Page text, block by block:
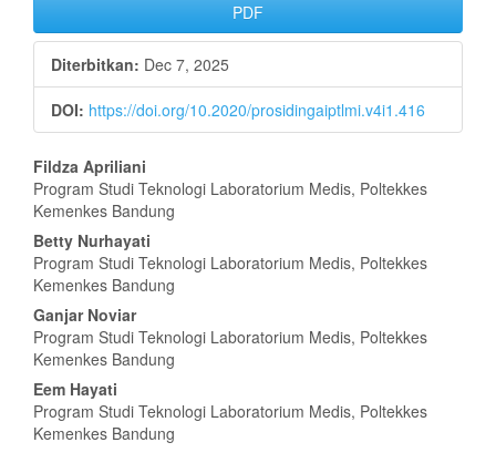
PDF
Diterbitkan: Dec 7, 2025
DOI: https://doi.org/10.2020/prosidingaiptlmi.v4i1.416
Isi
Artikel
Utama
Fildza Apriliani
Program Studi Teknologi Laboratorium Medis, Poltekkes
Kemenkes Bandung
Betty Nurhayati
Program Studi Teknologi Laboratorium Medis, Poltekkes
Kemenkes Bandung
Ganjar Noviar
Program Studi Teknologi Laboratorium Medis, Poltekkes
Kemenkes Bandung
Eem Hayati
Program Studi Teknologi Laboratorium Medis, Poltekkes
Kemenkes Bandung